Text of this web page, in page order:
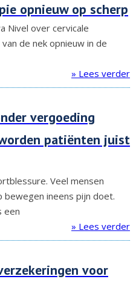
opnieuw op scherp
Nivel over cervicale
de nek opnieuw in de
» Lees verder
vergoeding
patiënten juist
Veel mensen
ineens pijn doet.
een
» Lees verder
voor